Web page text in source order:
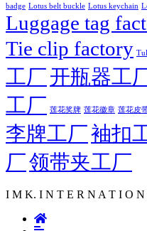
badge Lotus belt buckle Lotus keychain
Luggage tag
Tie clip factory
工厂开瓶器工
工厂 莲花奖牌 莲花徽章 莲花皮
李牌工厂袖扣
厂领带夹工厂
I M K. I N T E R N A T I O N